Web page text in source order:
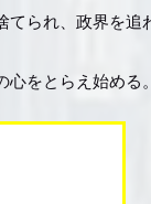
られ、政界を
をとらえ始める。